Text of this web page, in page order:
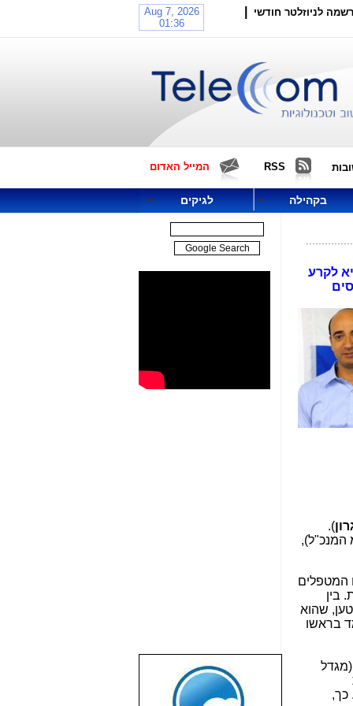
לניוזלטר חודשי
RSS המייל האדום
בקהילה לגיקים
לקרע
).
המנכ"ל),
רישיונות (עם האנשים המטפלים
בין
שהוא
בראשו
. כך,
שבוע טוב לכל
הגולשים באשר
הם!!!